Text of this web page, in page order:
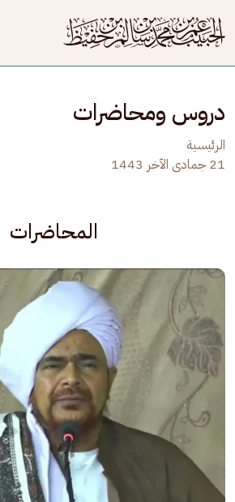
دروس ومحاضرات
الرئيسية
21 جمادى الآخر 1443
المحاضرات
الصورة